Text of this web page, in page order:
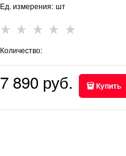
Ед. измерения: шт
Количество:
7 890 руб. Купить